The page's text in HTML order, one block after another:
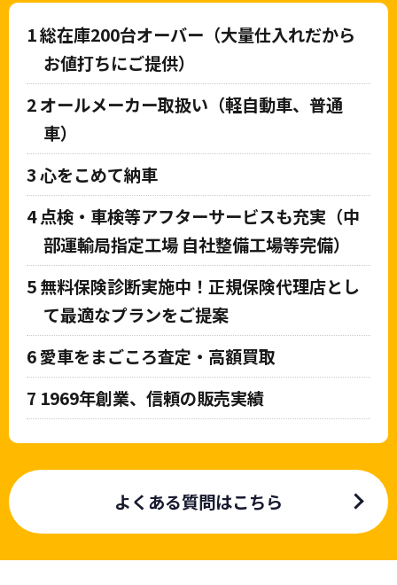
1総在庫200台オーバー（大量仕入れだから
お値打ちにご提供）
2オールメーカー取扱い（軽自動車、普通
車）
3心をこめて納車
4点検・車検等アフターサービスも充実（中
部運輸局指定工場 自社整備工場等完備）
5無料保険診断実施中！正規保険代理店とし
て最適なプランをご提案
6愛車をまごころ査定・高額買取
7 1969年創業、信頼の販売実績
よくある質問はこちら